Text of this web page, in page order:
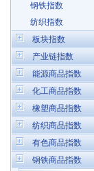
钢铁指数
纺织指数
板块指数
产业链指数
能源商品指数
化工商品指数
橡塑商品指数
纺织商品指数
有色商品指数
钢铁商品指数